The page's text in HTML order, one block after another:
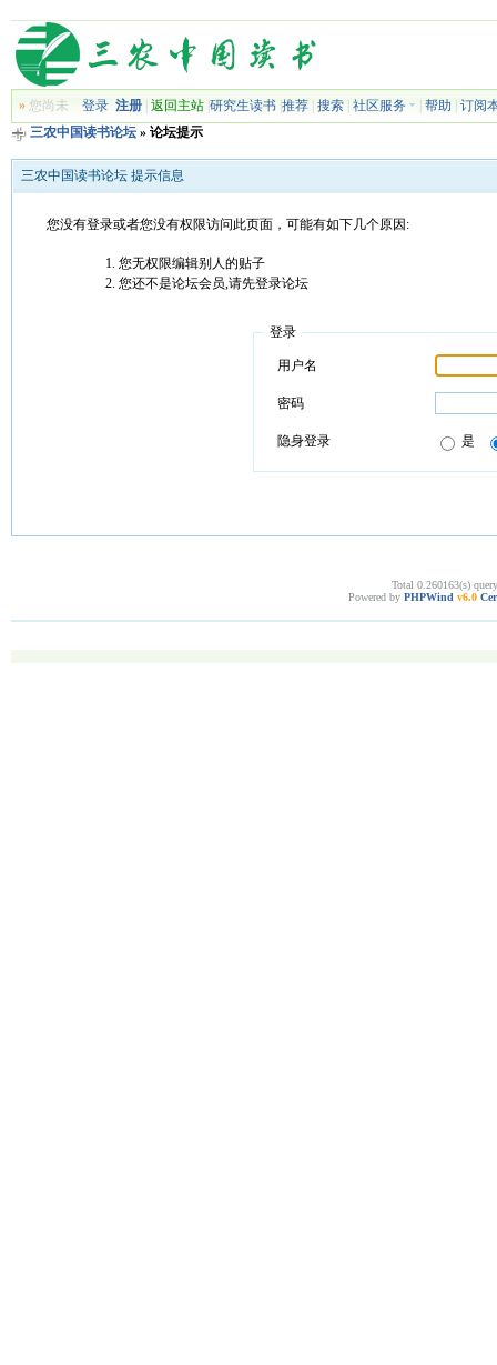
»您尚未 登录 注册| 返回主站| 研究生读书| 推荐| 搜索| 社区服务 帮助
订阅
三农中国读书论坛» 论坛提示
三农中国读书论坛 提示信息
您没有登录或者您没有权限访问此页面，可能有如下几个原因:
您无权限编辑别人的贴子
您还不是论坛会员,请先登录论坛
登录
用户名
密码
隐身登录 是
Total 0.260163(s)
Powered by PHPWind v6.0